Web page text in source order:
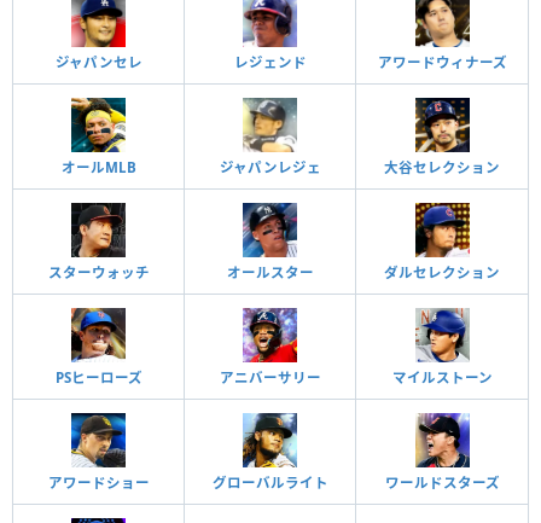
ジャパンセレ レジェンド アワードウィナーズ
オールMLB ジャパンレジェ 大谷セレクション
スターウォッチ オールスター ダルセレクション
PSヒーローズ アニバーサリー マイルストーン
アワードショー グローバルライト ワールドスターズ